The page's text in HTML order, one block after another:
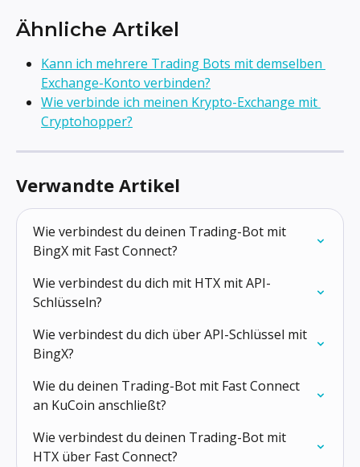
Ähnliche Artikel
Kann ich mehrere Trading Bots mit demselben
Exchange-Konto verbinden?
Wie verbinde ich meinen Krypto-Exchange mit
Cryptohopper?
Verwandte Artikel
Wie verbindest du deinen Trading-Bot mit
BingX mit Fast Connect?
Wie verbindest du dich mit HTX mit API-
Schlüsseln?
Wie verbindest du dich über API-Schlüssel mit
BingX?
Wie du deinen Trading-Bot mit Fast Connect
an KuCoin anschließt?
Wie verbindest du deinen Trading-Bot mit
HTX über Fast Connect?